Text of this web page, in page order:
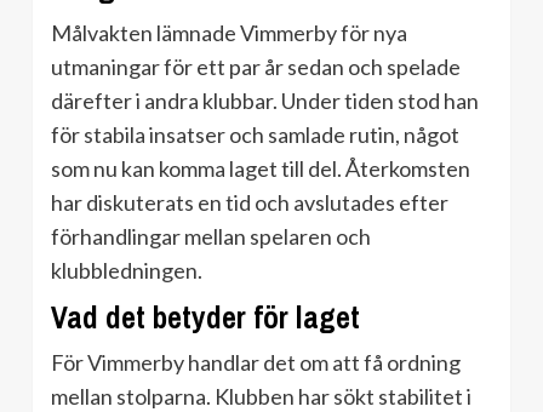
Målvakten lämnade Vimmerby för nya
utmaningar för ett par år sedan och spelade
därefter i andra klubbar. Under tiden stod han
för stabila insatser och samlade rutin, något
som nu kan komma laget till del. Återkomsten
har diskuterats en tid och avslutades efter
förhandlingar mellan spelaren och
klubbledningen.
Vad det betyder för laget
För Vimmerby handlar det om att få ordning
mellan stolparna. Klubben har sökt stabilitet i